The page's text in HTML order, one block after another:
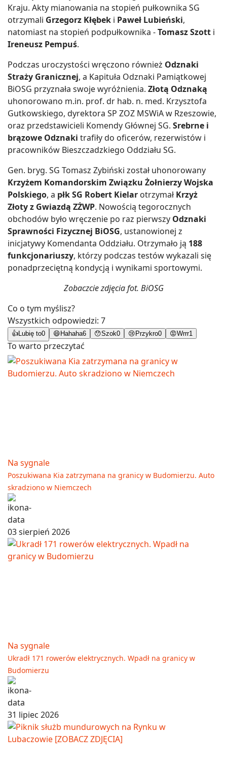
Kraju. Akty mianowania na stopień pułkownika SG
otrzymali Grzegorz Kłębek i Paweł Lubieński,
natomiast na stopień podpułkownika -Tomasz Szott i
Ireneusz Pempuś.
Podczas uroczystości wręczono również Odznaki
Straży Granicznej, a Kapituła Odznaki Pamiątkowej
BiOSG przyznała swoje wyróżnienia. Złotą Odznaką
uhonorowano m.in. prof. dr hab. n. med. Krzysztofa
Gutkowskiego, dyrektora SP ZOZ MSWiA w Rzeszowie,
oraz przedstawicieli Komendy Głównej SG. Srebrne i
brązowe Odznaki trafiły do oficerów, rezerwistów i
pracowników Bieszczadzkiego Oddziału SG.
Gen. bryg. SG Tomasz Zybiński został uhonorowany
Krzyżem Komandorskim Związku Żołnierzy Wojska
Polskiego, a płk SG Robert Kielar otrzymał Krzyż
Złoty z Gwiazdą ZŻWP. Nowością tegorocznych
obchodów było wręczenie po raz pierwszy Odznaki
Sprawności Fizycznej BiOSG, ustanowionej z
inicjatywy Komendanta Oddziału. Otrzymało ją 188
funkcjonariuszy, którzy podczas testów wykazali się
ponadprzeciętną kondycją i wynikami sportowymi.
Zobaczcie zdjęcia fot. BiOSG
Co o tym myślisz?
Wszystkich odpowiedzi: 7
👍Lubię to0 😄 Hahaha6 😯Szok0 😢 Przykro0 😡Wrrr1
To warto przeczytać
Na sygnale
Poszukiwana Kia zatrzymana na granicy w Budomierzu. Auto
skradziono w Niemczech
03 sierpień 2026
Na sygnale
Ukradł 171 rowerów elektrycznych. Wpadł na granicy w
Budomierzu
31 lipiec 2026